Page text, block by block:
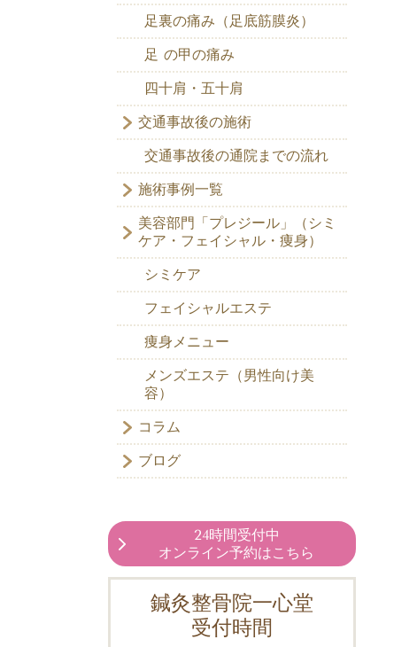
足裏の痛み（足底筋膜炎）
足 の甲の痛み
四十肩・五十肩
交通事故後の施術
交通事故後の通院までの流れ
施術事例一覧
美容部門「プレジール」（シミ
ケア・フェイシャル・痩身）
シミケア
フェイシャルエステ
痩身メニュー
メンズエステ（男性向け美
容）
コラム
ブログ
24時間受付中
オンライン予約はこちら
鍼灸整骨院一心堂
受付時間